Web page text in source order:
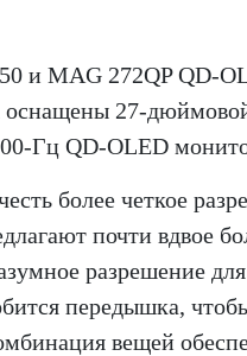
и MAG 272QP QD-
оснащены 27-
Гц QD-OLED
более четкое
почти вдвое
разрешение
передышка,
вещей